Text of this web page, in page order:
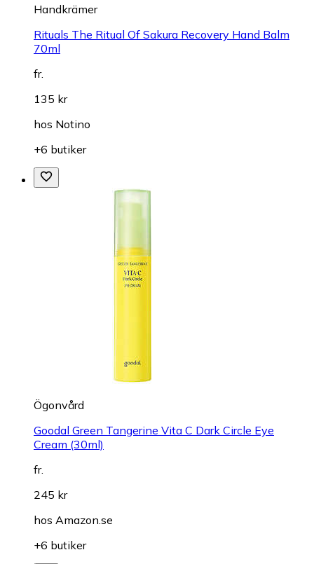
Handkrämer
Rituals The Ritual Of Sakura Recovery Hand Balm
70ml
fr.
135 kr
hos Notino
+6 butiker
Ögonvård
Goodal Green Tangerine Vita C Dark Circle Eye
Cream (30ml)
fr.
245 kr
hos Amazon.se
+6 butiker